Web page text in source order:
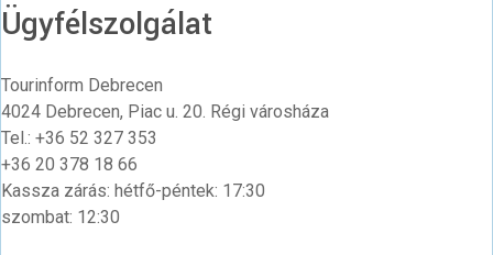
Ügyfélszolgálat
Tourinform Debrecen
4024 Debrecen, Piac u. 20. Régi városháza
Tel.: +36 52 327 353
+36 20 378 18 66
Kassza zárás: hétfő-péntek: 17:30
szombat: 12:30